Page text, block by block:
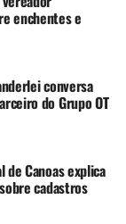
enchentes e
conversa
do Grupo OT
Canoas explica
cadastros